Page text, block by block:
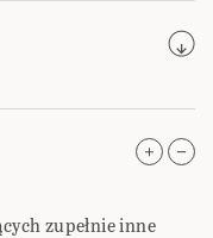
zupełnie inne